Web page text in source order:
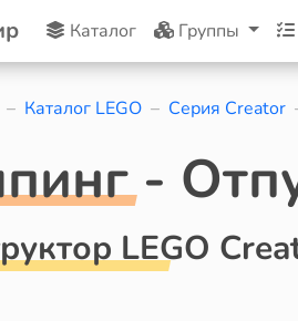
Каталог Группы
Каталог LEGO Серия Creator
-
LEGO